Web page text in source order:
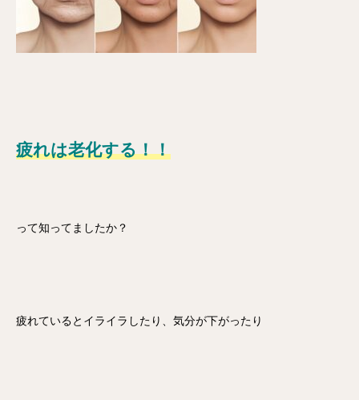
疲れは老化する！！
って知ってましたか？
疲れているとイライラしたり、気分が下がったり